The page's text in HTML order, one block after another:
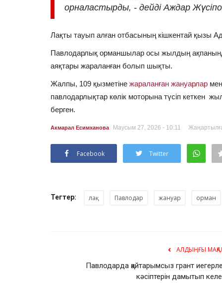
орналастырды, - дейді Аждар
Лақты тауып алған отбасының кішкентай қызы
Павлодарлық орманшылар осы жылдың
аяқтары жараланған болып шықты.
Жалпы, 109 қызметіне жараланған жануарлар
павлодарлықтар көлік моторына түсіп кеткен
берген.
Акмарал Есимханова Маусым 27, 2026 - 10:11
Facebook Twitter
Тегтер: лақ Павлодар жануар орман
АЛДЫҢҒЫ
Павлодарда қайтарымсыз грант
кәсіптерін дамытып